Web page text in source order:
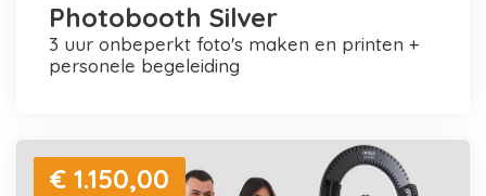
Photobooth Silver
3 uur onbeperkt foto's maken en printen +
personele begeleiding
€ 1.150,00